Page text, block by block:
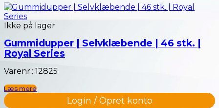
Ikke på lager
Gummidupper | Selvklæbende | 46 stk. |
Royal Series
Varenr.: 12825
Læs mere
Login / Opret konto